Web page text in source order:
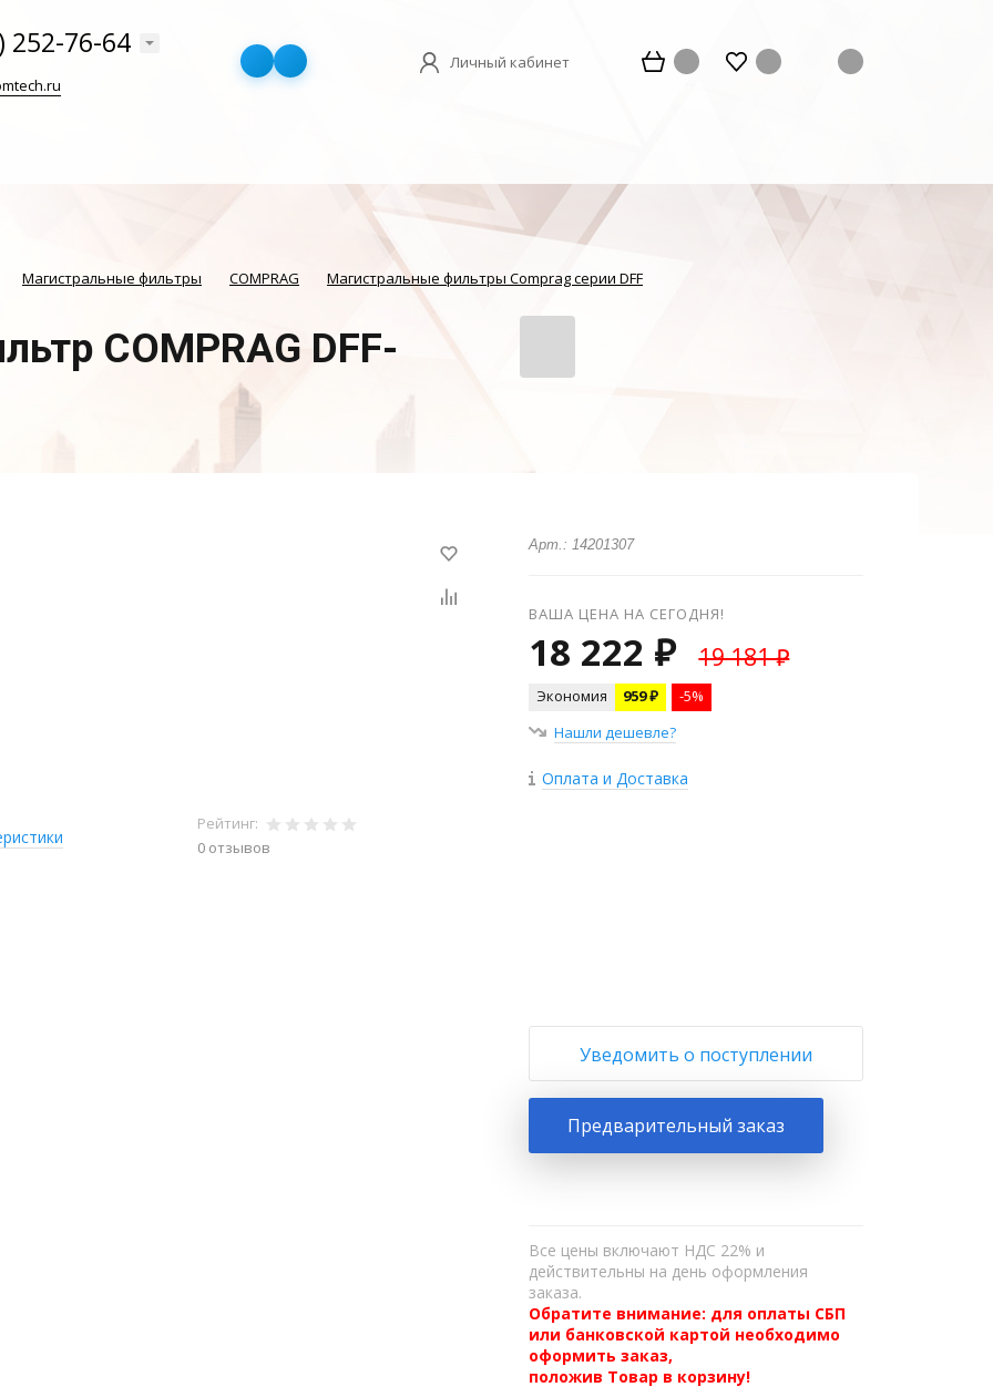
252-76-64
Личный кабинет
Магистральные фильтры COMPRAG Магистральные фильтры Comprag серии DFF
COMPRAG DFF-
Рейтинг:
0 отзывов
Арт.: 14201307
ВАША ЦЕНА НА СЕГОДНЯ!
18 222 ₽ 19 181 ₽
Экономия 959 ₽
-5%
Нашли дешевле?
Оплата и Доставка
Уведомить о поступлении
Предварительный заказ
Все цены включают НДС 22% и
действительны на день оформления
заказа.
Обратите внимание: для оплаты СБП
или банковской картой необходимо
оформить заказ,
положив Товар в корзину!